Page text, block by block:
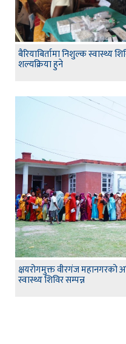
बैरियाबिर्तामा निशुल्क स्वास्थ्य
शल्यक्रिया हुने
क्षयरोगमुक्त वीरगंज महानगरको
स्वास्थ्य शिविर सम्पन्न